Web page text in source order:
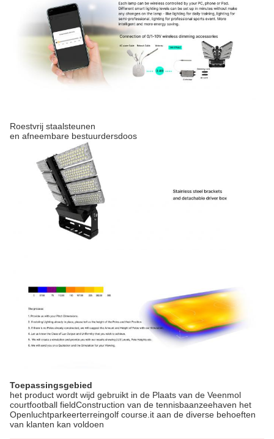
Roestvrij staalsteunen
en afneembare bestuurdersdoos
Toepassingsgebied
het product wordt wijd gebruikt in de Plaats van de Veenmol
courtfootball fieldConstruction van de tennisbaanzeehaven het
Openluchtparkeerterreingolf course.it aan de diverse behoeften
van klanten kan voldoen